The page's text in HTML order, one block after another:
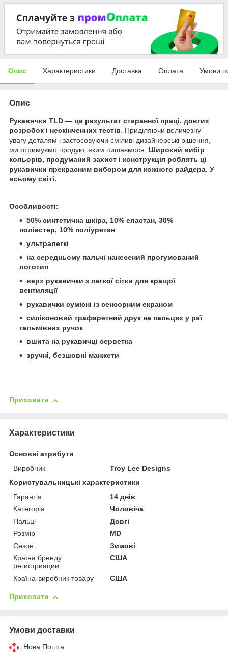
Опис Характеристики Доставка Оплата Умови
Опис
Рукавички TLD — це результат старанної праці, довгих
розробок і нескінченних тестів. Приділяючи величезну
увагу деталям і застосовуючи сміливі дизайнерські рішення,
ми отримуємо продукт, яким пишаємося. Широкий вибір
кольорів, продуманий захист і конструкція роблять ці
рукавички прекрасним вибором для кожного райдера. У
всьому світі.
Особливості:
50% синтетична шкіра, 10% еластан, 30%
поліестер, 10% поліуретан
ультралегкі
на середньому пальчі нанесений прогумований
логотип
верх рукавички з легкої сітки для кращої
вентиляції
рукавички сумісні із сенсорним екраном
силіконовий трафаретний друк на пальцях у раї
гальмівних ручок
вшита на рукавичці серветка
зручні, безшовні манжети
Приховати
Характеристики
Основні атрибути
Виробник
Troy Lee Designs
Користувальницькі характеристики
Гарантія
14 днів
Категорія
Чоловіча
Пальці
Довгі
Розмір
MD
Сезон
Зимові
Країна бренду
регистриации
США
Країна-виробник товару США
Приховати
Умови доставки
Нова Пошта